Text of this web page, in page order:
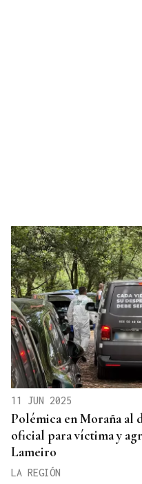
11 JUN 2025
Polémica en Moraña al
oficial para víctima y
Lameiro
LA REGIÓN